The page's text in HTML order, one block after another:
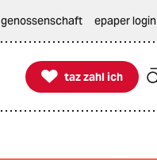
genossenschaft epaper login

taz zahl ich
taz zahl ich